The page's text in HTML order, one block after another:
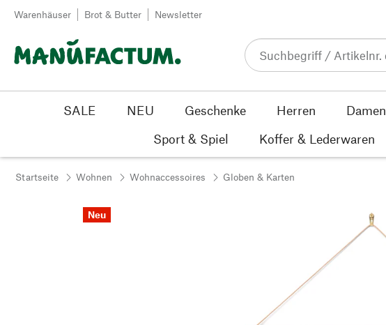
Zum Inhalt springen
Warenhäuser Brot & Butter Newsletter
SALE NEU Geschenke Herren Damen
Sport & Spiel
Koffer & Lederwaren
Startseite Wohnen Wohnaccessoires Globen & Karten
Neu